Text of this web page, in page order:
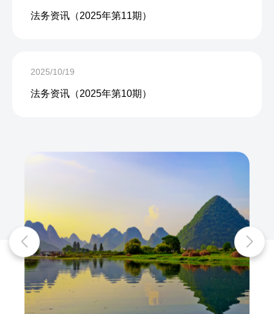
法务资讯（2025年第11期）
2025/10/19
法务资讯（2025年第10期）